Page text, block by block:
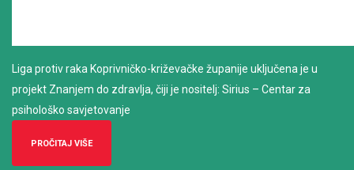
Liga protiv raka Koprivničko-križevačke županije uključena je u
projekt Znanjem do zdravlja, čiji je nositelj: Sirius – Centar za
psihološko savjetovanje
PROČITAJ VIŠE